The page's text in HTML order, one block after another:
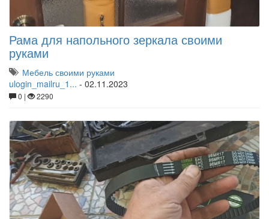
Рама для напольного зеркала своими
руками
Мебель своими руками
ulogin_mailru_1... - 02.11.2023
0 | 2290